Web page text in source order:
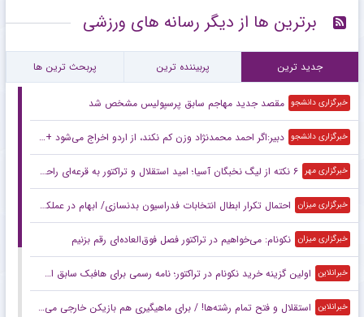
برترین ها از دیگر رسانه های ورزشی
جدید ترین پربیننده ترین پربحث ترین ها
خبرگزاری دانشجو مقصد جدید مهاجم سابق پرسپولیس مشخص شد
خبرگزاری دانشجو دبیر:اگر احمد محمدنژاد وزن کم نکند، از اردو اخراج می‌شود + فیلم
خبرگزاری مهر ۶ نکته از لیگ نخبگان آسیا؛ امید استقلال و تراکتور به قرعه‌ای راحت
خبرگزاری میزان احتمال تکرار ابطال انتخابات فدراسیون بدنسازی/ ابهام در عملکرد کمیسیون تطبیق و ورود کمیسیون اصل ۹۰ مجلس
خبرگزاری میزان نکونام: می‌خواهیم در تراکتور فصل فوق‌العاده‌ای رقم بزنیم
خبرانلاین اولین گزینه خرید نکونام در تراکتور؛ نامه رسمی برای هافبک سابق استقلال
خبرانلاین استقلال و فتح تمام رشته‌ها! / برای ماهیگیری هم بازیکن خارجی می‌آورید؟